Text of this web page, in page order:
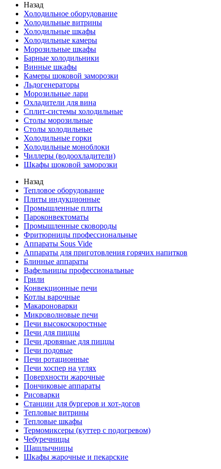
Назад
Холодильное оборудование
Холодильные витрины
Холодильные шкафы
Холодильные камеры
Морозильные шкафы
Барные холодильники
Винные шкафы
Камеры шоковой заморозки
Льдогенераторы
Морозильные лари
Охладители для вина
Сплит-системы холодильные
Столы морозильные
Столы холодильные
Холодильные горки
Холодильные моноблоки
Чиллеры (водоохладители)
Шкафы шоковой заморозки
Назад
Тепловое оборудование
Плиты индукционные
Промышленные плиты
Пароконвектоматы
Промышленные сковороды
Фритюрницы профессиональные
Аппараты Sous Vide
Аппараты для приготовления горячих напитков
Блинные аппараты
Вафельницы профессиональные
Грили
Конвекционные печи
Котлы варочные
Макароноварки
Микроволновые печи
Печи высокоскоростные
Печи для пиццы
Печи дровяные для пиццы
Печи подовые
Печи ротационные
Печи хоспер на углях
Поверхности жарочные
Пончиковые аппараты
Рисоварки
Станции для бургеров и хот-догов
Тепловые витрины
Тепловые шкафы
Термомиксеры (куттер с подогревом)
Чебуречницы
Шашлычницы
Шкафы жарочные и пекарские